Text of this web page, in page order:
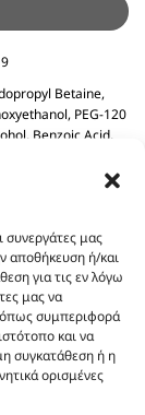
συνεργάτες μας
αποθήκευση ή/και
για τις εν λόγω
μας να
συμπεριφορά
και να
συγκατάθεση ή η
ορισμένες
Betaine,
PEG-120
Benzoic Acid,
Sulfate, Citric
προϊόν.